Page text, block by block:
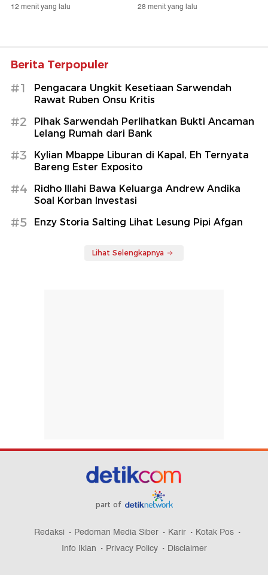
12 menit yang lalu 28 menit yang lalu
Berita Terpopuler
#1
Pengacara Ungkit Kesetiaan Sarwendah
Rawat Ruben Onsu Kritis
#2
Pihak Sarwendah Perlihatkan Bukti Ancaman
Lelang Rumah dari Bank
#3
Kylian Mbappe Liburan di Kapal, Eh Ternyata
Bareng Ester Exposito
#4
Ridho Illahi Bawa Keluarga Andrew Andika
Soal Korban Investasi
#5 Enzy Storia Salting Lihat Lesung Pipi Afgan
Lihat Selengkapnya
part of
Redaksi Pedoman Media Siber Karir
Kotak Pos
Info Iklan
Privacy Policy Disclaimer